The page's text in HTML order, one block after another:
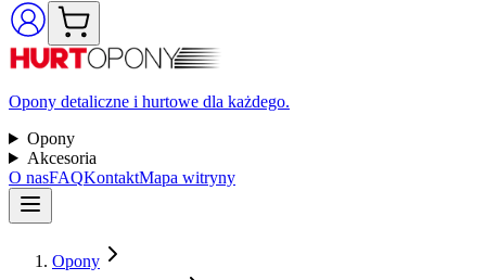
Opony detaliczne i hurtowe dla każdego.
Opony
Akcesoria
O nasFAQKontaktMapa witryny
Opony